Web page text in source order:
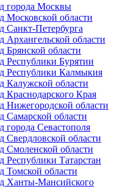
города Москвы
Московской области
Санкт-Петербурга
области
области
Республики Бурятии
Республики Калмыкия
Калужской области
Краснодарского Края
Нижегородской области
Самарской области
Севастополя
Свердловской области
Смоленской области
Республики Татарстан
Томской области
Ханты-Мансийского